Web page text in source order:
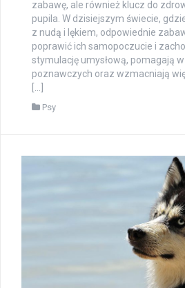
zabawę, ale również klucz do
pupila. W dzisiejszym świecie,
z nudą i lękiem, odpowiednie
poprawić ich samopoczucie i
stymulację umysłową, pomagają
poznawczych oraz wzmacniają
[…]
Psy